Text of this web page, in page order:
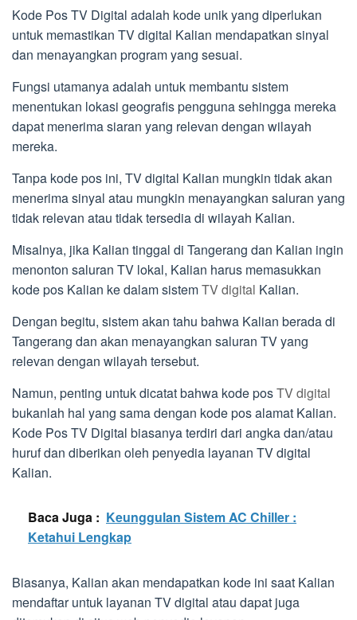
Kode Pos TV Digital adalah kode unik yang diperlukan
untuk memastikan TV digital Kalian mendapatkan sinyal
dan menayangkan program yang sesuai.
Fungsi utamanya adalah untuk membantu sistem
menentukan lokasi geografis pengguna sehingga mereka
dapat menerima siaran yang relevan dengan wilayah
mereka.
Tanpa kode pos ini, TV digital Kalian mungkin tidak akan
menerima sinyal atau mungkin menayangkan saluran yang
tidak relevan atau tidak tersedia di wilayah Kalian.
Misalnya, jika Kalian tinggal di Tangerang dan Kalian ingin
menonton saluran TV lokal, Kalian harus memasukkan
kode pos Kalian ke dalam sistemTV digital Kalian.
Dengan begitu, sistem akan tahu bahwa Kalian berada di
Tangerang dan akan menayangkan saluran TV yang
relevan dengan wilayah tersebut.
Namun, penting untuk dicatat bahwa kode posTV digital
bukanlah hal yang sama dengan kode pos alamat Kalian.
Kode Pos TV Digital biasanya terdiri dari angka dan/atau
huruf dan diberikan oleh penyedia layanan TV digital
Kalian.
Baca Juga : Keunggulan Sistem AC Chiller :
Ketahui Lengkap
Biasanya, Kalian akan mendapatkan kode ini saat Kalian
mendaftar untuk layanan TV digital atau dapat juga